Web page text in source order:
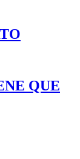
QUE